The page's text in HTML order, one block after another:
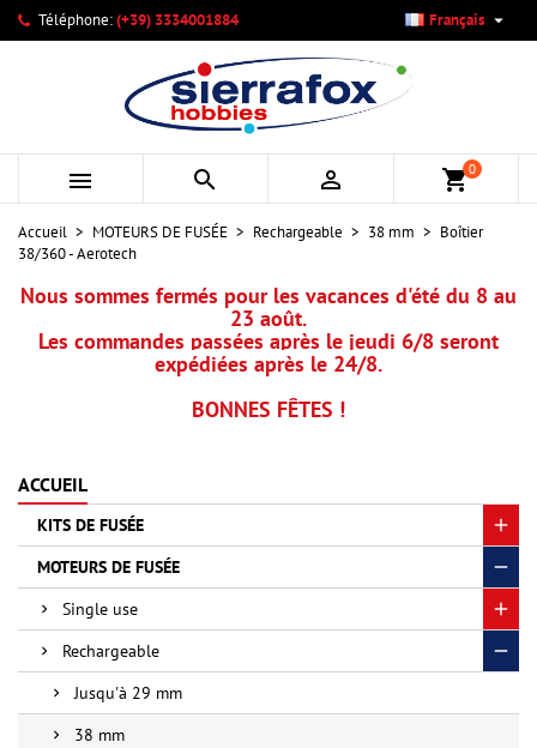
Téléphone:(+39) 3334001884 Français 
   shopping_cart0
Accueil MOTEURS DE FUSÉE Rechargeable 38 mm
Boîtier
38/360 - Aerotech
Nous sommes fermés pour les vacances d'été du 8 au
23 août.
Les commandes passées après le jeudi 6/8 seront
expédiées après le 24/8.
BONNES FÊTES !
ACCUEIL
KITS DE FUSÉE
MOTEURS DE FUSÉE
Single use
Rechargeable
Jusqu'à 29 mm
38 mm
Mes listes d'envies ×
Créer une nouvelle liste
Créer une liste d'envies ×
Nom de la liste d'envies
Annuler Créer une liste d'envies
Connexion ×
Vous devez être connecté pour ajouter des produits à votre
liste d'envies.
Annuler Connexion